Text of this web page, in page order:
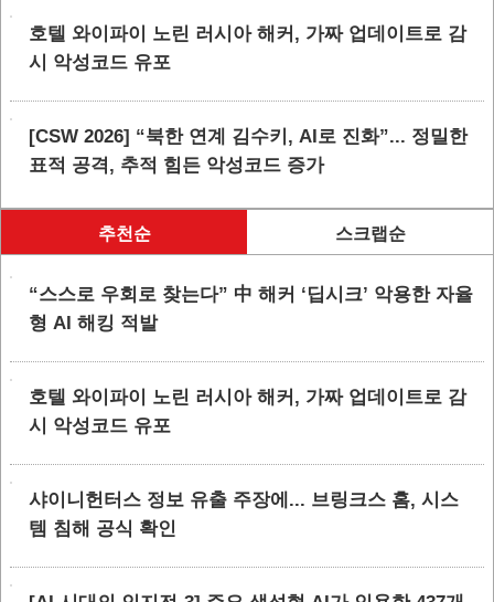
호텔 와이파이 노린 러시아 해커, 가짜 업데이트로 감
시 악성코드 유포
[CSW 2026] “북한 연계 김수키, AI로 진화”... 정밀한
표적 공격, 추적 힘든 악성코드 증가
추천순 스크랩순
“스스로 우회로 찾는다” 中 해커 ‘딥시크’ 악용한 자율
형 AI 해킹 적발
호텔 와이파이 노린 러시아 해커, 가짜 업데이트로 감
시 악성코드 유포
샤이니헌터스 정보 유출 주장에... 브링크스 홈, 시스
템 침해 공식 확인